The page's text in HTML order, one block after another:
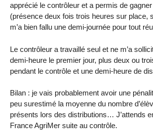
apprécié le contrôleur et a permis de
(présence deux fois trois heures sur place,
m’a bien fallu une demi-journée pour tout
Le contrôleur a travaillé seul et ne m’a
demi-heure le premier jour, plus deux ou
pendant le contrôle et une demi-heure de
Bilan : je vais probablement avoir une
peu surestimé la moyenne du nombre
présents lors des distributions… J’attends
France AgriMer suite au contrôle.